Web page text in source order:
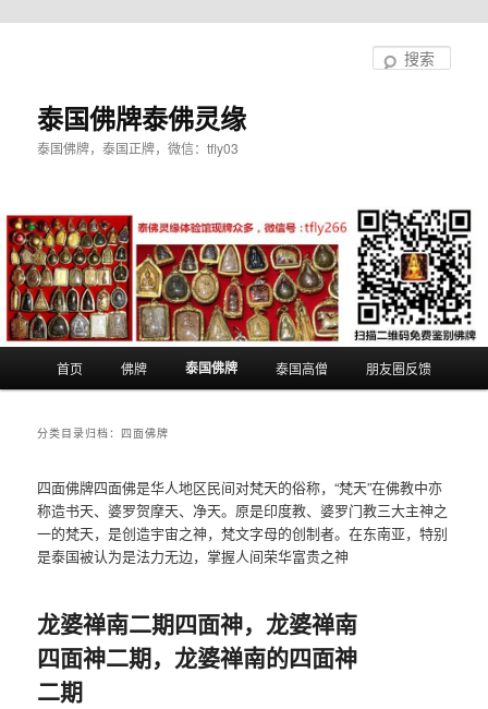
泰国佛牌泰佛灵缘
泰国佛牌，泰国正牌，微信：tfly03
首页 佛牌 泰国佛牌 泰国高僧 朋友圈反馈
分类目录归档： 四面佛牌
四面佛牌四面佛是华人地区民间对梵天的俗称，“梵天”在佛教中亦
称造书天、婆罗贺摩天、净天。原是印度教、婆罗门教三大主神之
一的梵天，是创造宇宙之神，梵文字母的创制者。在东南亚，特别
是泰国被认为是法力无边，掌握人间荣华富贵之神
龙婆禅南二期四面神，龙婆禅南
四面神二期，龙婆禅南的四面神
二期